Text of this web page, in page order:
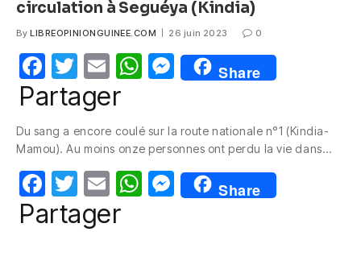
circulation à Seguéya (Kindia)
By LIBREOPINIONGUINEE.COM 26 juin 2023 0
F
a
e
b
o
o
T
w
itt
er
E
m
W
s
A
p
M
e
e
n
g
Share
Partager
Du sang a encore coulé sur la route nationale n°1 (Kindia-
Mamou). Au moins onze personnes ont perdu la vie dans…
F
a
T
w
itt
E
m
W M
e
Share
Partager